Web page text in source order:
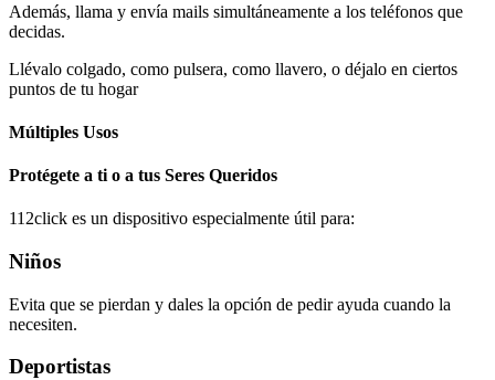
Además, llama y envía mails simultáneamente a los teléfonos que
decidas.
Llévalo colgado, como pulsera, como llavero, o déjalo en ciertos
puntos de tu hogar
Múltiples Usos
Protégete a ti o a tus Seres Queridos
112click es un dispositivo especialmente útil para:
Niños
Evita que se pierdan y dales la opción de pedir ayuda cuando la
necesiten.
Deportistas